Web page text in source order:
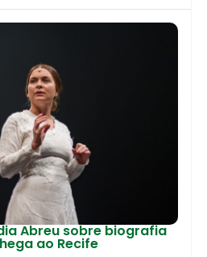
Abreu sobre biografia
ao Recife